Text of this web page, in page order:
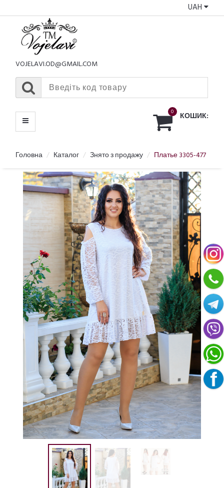
UAH
VOJELAVI.OD@GMAIL.COM
0 КОШИК:
МЕНЮ
Головна Каталог Знято з продажу Платье 3305-477